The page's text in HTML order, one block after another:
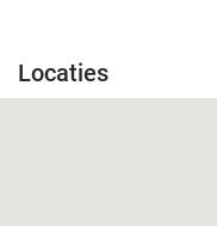
Locaties